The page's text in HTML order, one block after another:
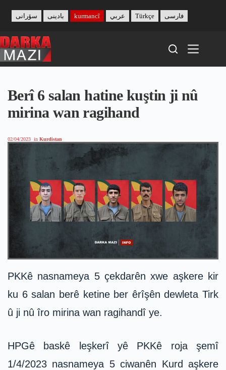
content
بادینی سۆرانی kurmancî عربي Türkçe فارسی
Berî 6 salan hatine kuştin ji nû
mirina wan ragihand
02/04/2023 in Kurdistan
PKKê nasnameya 5 çekdarên xwe aşkere kir
ku 6 salan berê ketine ber êrîşên dewleta Tirk
û ji nû îro mirina wan ragihandî ye.
HPGê baskê leşkerî yê PKKê roja şemî
1/4/2023 nasnameya 5 ciwanên Kurd aşkere